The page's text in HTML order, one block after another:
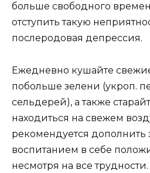
больше свободного
отступить такую
послеродовая депрессия.
Ежедневно кушайте
побольше зелени (укроп.
сельдерей), а также
находиться на свежем
рекомендуется дополнить
воспитанием в себе
несмотря на все